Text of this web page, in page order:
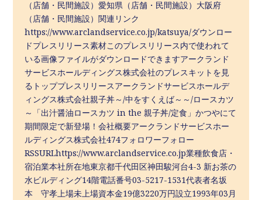
（店舗・民間施設）愛知県（店舗・民間施設）大阪府
（店舗・民間施設）関連リンク
https://www.arclandservice.co.jp/katsuya/ダウンロー
ドプレスリリース素材このプレスリリース内で使われて
いる画像ファイルがダウンロードできますアークランド
サービスホールディングス株式会社のプレスキットを見
るトッププレスリリースアークランドサービスホールデ
ィングス株式会社親子丼～/中をすくえば～～/ロースカツ
～「出汁醤油ロースカツ in the 親子丼/定食」かつやにて
期間限定で新登場！会社概要アークランドサービスホー
ルディングス株式会社474フォロワーフォロー
RSSURLhttps://www.arclandservice.co.jp業種飲食店・
宿泊業本社所在地東京都千代田区神田駿河台4-3 新お茶の
水ビルディング14階電話番号03-5217-1531代表者名坂
本 守孝上場未上場資本金19億3220万円設立1993年03月